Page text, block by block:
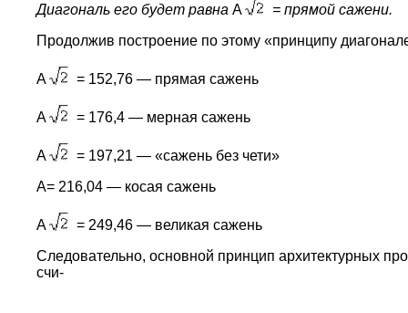
Диагональ его будет равна А = прямой сажени.
Продолжив построение по этому «принципу
A = 152,76 — прямая сажень
A = 176,4 — мерная сажень
A = 197,21 — «сажень без чети»
А= 216,04 — косая сажень
А = 249,46 — великая сажень
Следовательно, основной принцип архитектурных
счи-